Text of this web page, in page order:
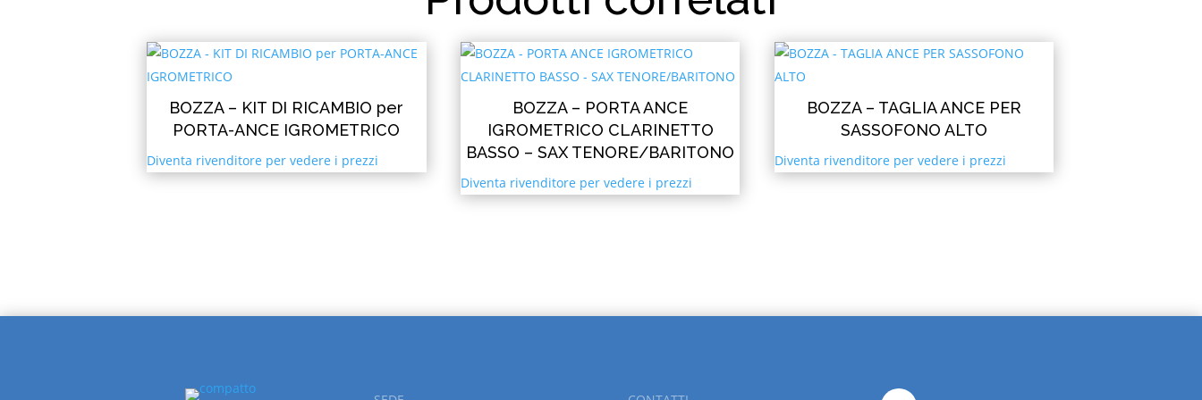
BOZZA – KIT DI RICAMBIO per
PORTA-ANCE IGROMETRICO
Diventa rivenditore per vedere i prezzi
BOZZA – PORTA ANCE
IGROMETRICO CLARINETTO
BASSO – SAX TENORE/BARITONO
Diventa rivenditore per vedere i prezzi
BOZZA – TAGLIA ANCE PER
SASSOFONO ALTO
Diventa rivenditore per vedere i prezzi